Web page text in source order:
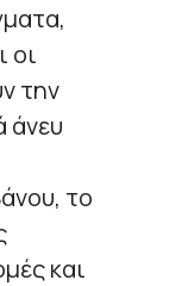
οι
την
άνευ
το
και